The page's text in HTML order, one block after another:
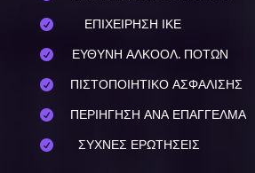
 ΕΠΙΧΕΙΡΗΣΗ ΙΚΕ
 ΕΥΘΥΝΗ ΑΛΚΟΟΛ. ΠΟΤΩΝ
 ΠΙΣΤΟΠΟΙΗΤΙΚΟ ΑΣΦΑΛΙΣΗΣ
 ΠΕΡΙΗΓΗΣΗ ΑΝΑ ΕΠΑΓΓΕΛΜΑ
 ΣΥΧΝΕΣ ΕΡΩΤΗΣΕΙΣ